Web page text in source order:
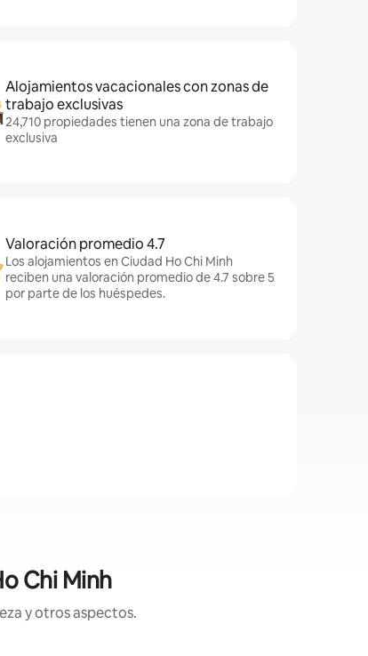
Alojamientos vacacionales con zonas de
trabajo exclusivas
24,710 propiedades tienen una zona de trabajo
exclusiva
Valoración promedio 4.7
Los alojamientos en Ciudad Ho Chi Minh
reciben una valoración promedio de 4.7 sobre 5
por parte de los huéspedes.
Chi Minh
y otros aspectos.